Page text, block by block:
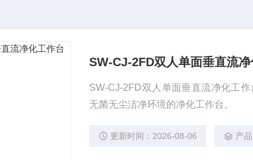
SW-CJ-2FD双人单面垂直流
SW-CJ-2FD双人单面垂直流净化工
无菌无尘洁净环境的净化工作台。
更新时间：2026-08-06 产